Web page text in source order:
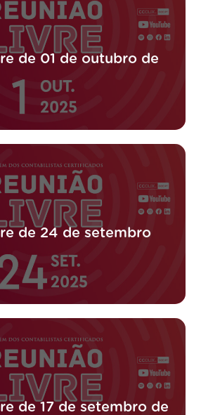
de 01 de outubro de
de 24 de setembro
de 17 de setembro de